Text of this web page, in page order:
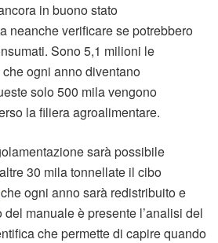
in buono stato
neanche verificare se potrebbero
Sono 5,1 milioni le
ogni anno diventano
solo 500 mila vengono
la filiera agroalimentare.
sarà possibile
30 mila tonnellate il cibo
che ogni anno sarà redistribuito e
del manuale è presente l’analisi del
che permette di capire quando